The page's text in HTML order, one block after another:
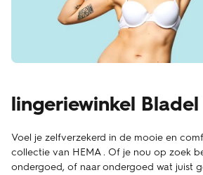
lingeriewinkel Bladel
Voel je zelfverzekerd in de mooie en
collectie van HEMA . Of je nou op zoek
ondergoed, of naar ondergoed wat juist